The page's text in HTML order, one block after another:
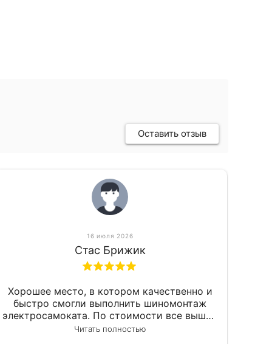
Оставить отзыв
16 июля 2026
Стас Брижик
Хорошее место, в котором качественно и
быстро смогли выполнить шиномонтаж
электросамоката. По стоимости все вышло
вообще приемлемо хочу сказать. Так что
Читать полностью